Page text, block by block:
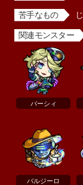
苦手なもの
関連モンスター
パーシィ
バルジーロ